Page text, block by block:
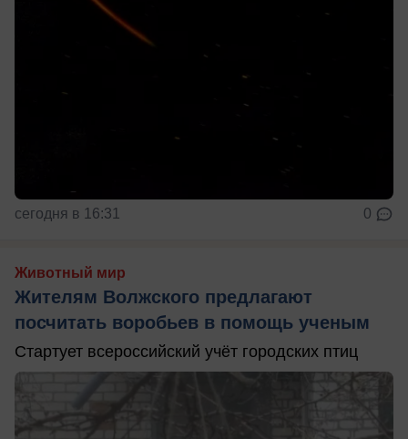
сегодня в 16:31 0
Животный мир
Жителям Волжского предлагают
посчитать воробьев в помощь ученым
Стартует всероссийский учёт городских птиц